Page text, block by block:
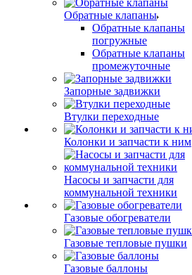
Обратные клапаны
Обратные клапаны
погружные
Обратные клапаны
промежуточные
Запорные задвижки
Втулки переходные
Колонки и запчасти к ним
Насосы и запчасти для
коммунальной техники
Газовые обогреватели
Газовые тепловые пушки
Газовые баллоны